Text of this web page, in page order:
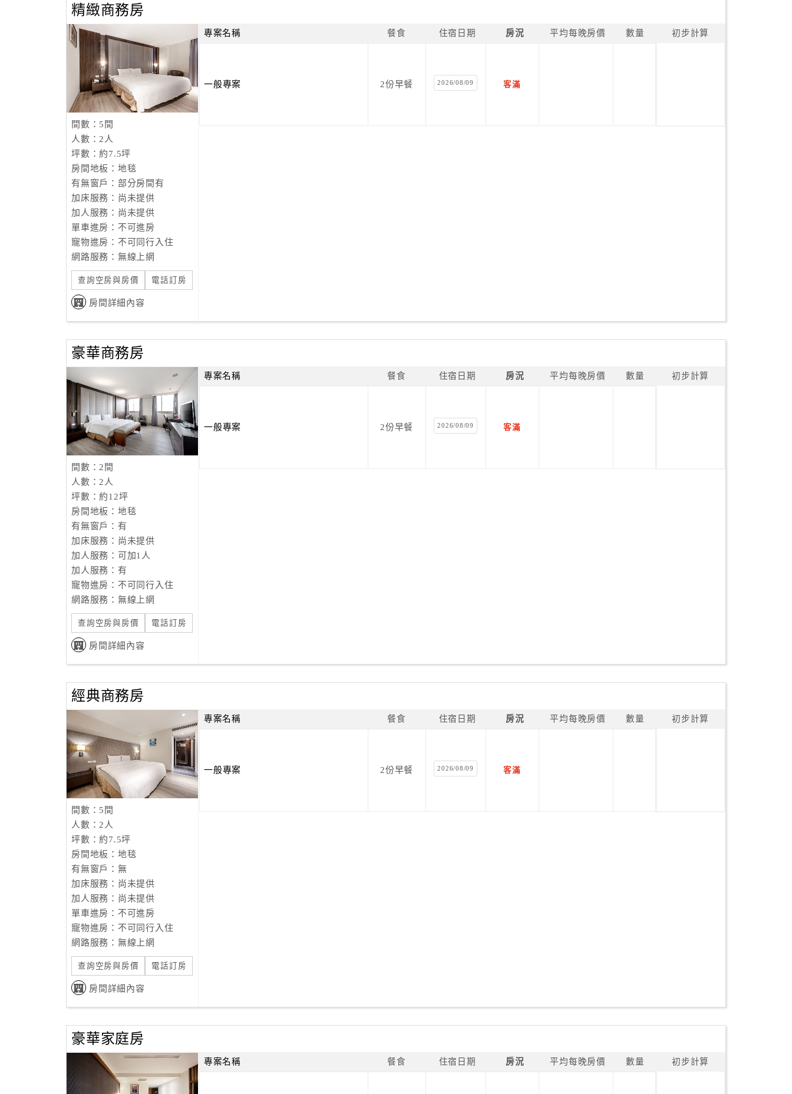
精緻商務房
間數：5間
人數：2人
坪數：約7.5坪
房間地板：地毯
有無窗戶：部分房間有
加床服務：尚未提供
加人服務：尚未提供
單車進房：不可進房
寵物進房：不可同行入住
網路服務：無線上網
查詢空房與房價 電話訂房
房間詳細內容
專案名稱 餐食 住宿日期 房況 平均每晚房價 數量 初步計算
一般專案 2份早餐 2026/08/09 客滿
豪華商務房
間數：2間
人數：2人
坪數：約12坪
房間地板：地毯
有無窗戶：有
加床服務：尚未提供
加人服務：可加1人
加人服務：有
寵物進房：不可同行入住
網路服務：無線上網
查詢空房與房價 電話訂房
房間詳細內容
專案名稱 餐食 住宿日期 房況 平均每晚房價 數量 初步計算
一般專案 2份早餐 2026/08/09 客滿
經典商務房
間數：5間
人數：2人
坪數：約7.5坪
房間地板：地毯
有無窗戶：無
加床服務：尚未提供
加人服務：尚未提供
單車進房：不可進房
寵物進房：不可同行入住
網路服務：無線上網
查詢空房與房價 電話訂房
房間詳細內容
專案名稱 餐食 住宿日期 房況 平均每晚房價 數量 初步計算
一般專案 2份早餐 2026/08/09 客滿
豪華家庭房
專案名稱 餐食 住宿日期 房況 平均每晚房價 數量 初步計算